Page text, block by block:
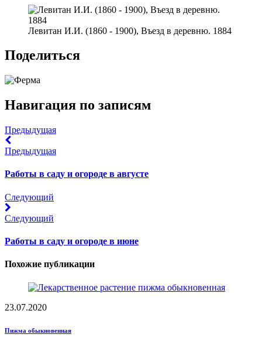
Левитан И.И. (1860 - 1900), Въезд в деревню. 1884
Поделиться
Навигация по записям
Предыдущая
Предыдущая
Работы в саду и огороде в августе
Следующий
Следующий
Работы в саду и огороде в июне
Похожие публикации
23.07.2020
Пижма обыкновенная